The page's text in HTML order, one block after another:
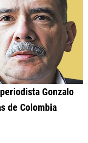
Gonzalo
de Colombia